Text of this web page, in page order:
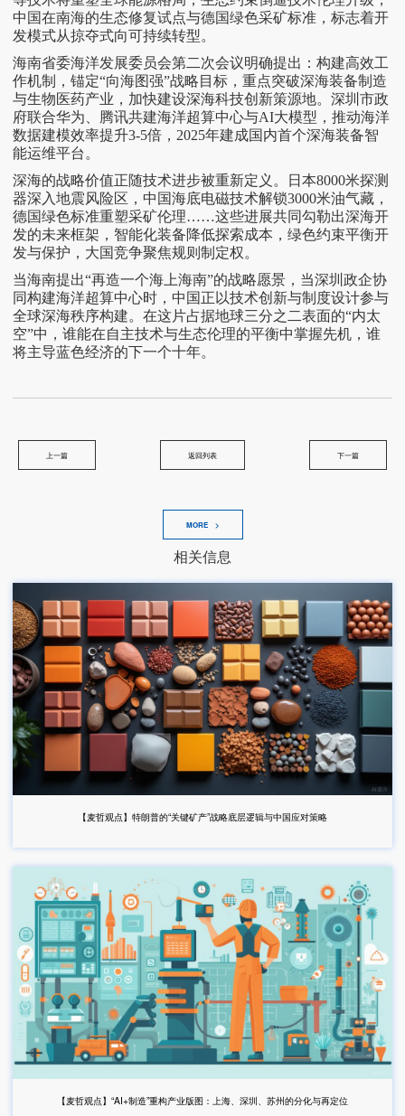
中国在南海的生态修复试点与德国绿色采矿标准，标志着开
发模式从掠夺式向可持续转型。
海南省委海洋发展委员会第二次会议明确提出：构建高效工
作机制，锚定“向海图强”战略目标，重点突破深海装备制造
与生物医药产业，加快建设深海科技创新策源地。深圳市政
府联合华为、腾讯共建海洋超算中心与AI大模型，推动海洋
数据建模效率提升3-5倍，2025年建成国内首个深海装备智
能运维平台。
深海的战略价值正随技术进步被重新定义。日本8000米探测
器深入地震风险区，中国海底电磁技术解锁3000米油气藏，
德国绿色标准重塑采矿伦理……这些进展共同勾勒出深海开
发的未来框架，智能化装备降低探索成本，绿色约束平衡开
发与保护，大国竞争聚焦规则制定权。
当海南提出“再造一个海上海南”的战略愿景，当深圳政企协
同构建海洋超算中心时，中国正以技术创新与制度设计参与
全球深海秩序构建。在这片占据地球三分之二表面的“内太
空”中，谁能在自主技术与生态伦理的平衡中掌握先机，谁
将主导蓝色经济的下一个十年。
上一篇 返回列表 下一篇
相关信息
MORE >
【麦哲观点】特朗普的“关键矿产”战略底层逻辑与中国应对策略
【麦哲观点】“AI+制造”重构产业版图：上海、深圳、苏州的分化与再定位